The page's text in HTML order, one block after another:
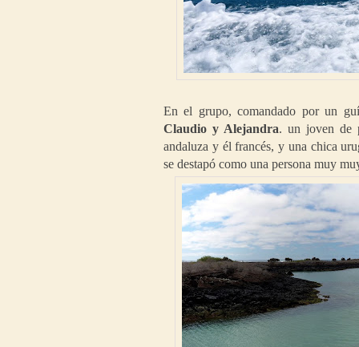
En el grupo, comandado por un
Claudio y Alejandra. un joven de
andaluza y él francés, y una chica
se destapó como una persona muy